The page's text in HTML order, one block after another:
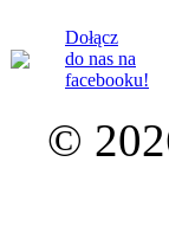
Dołącz
do nas na
facebooku!
©